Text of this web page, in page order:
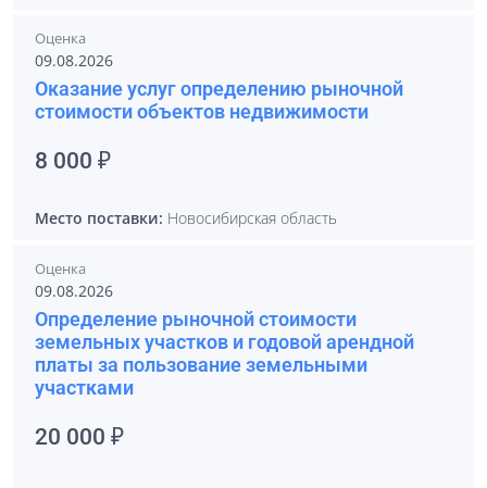
Оценка
09.08.2026
Оказание услуг определению рыночной
стоимости объектов недвижимости
8 000 ₽
Место поставки: Новосибирская область
Оценка
09.08.2026
Определение рыночной стоимости
земельных участков и годовой арендной
платы за пользование земельными
участками
20 000 ₽